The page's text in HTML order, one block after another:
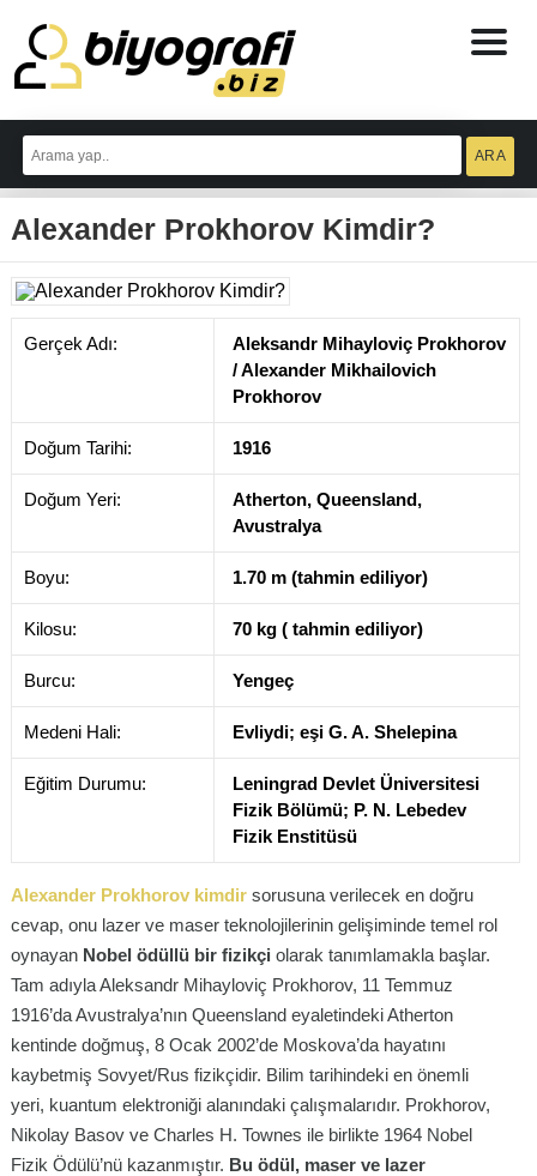
Alexander Prokhorov Kimdir?
Gerçek Adı:
Aleksandr Mihayloviç Prokhorov
/ Alexander Mikhailovich
Prokhorov
Doğum Tarihi: 1916
Doğum Yeri:
Atherton, Queensland,
Avustralya
Boyu: 1.70 m (tahmin ediliyor)
Kilosu: 70 kg ( tahmin ediliyor)
Burcu: Yengeç
Medeni Hali: Evliydi; eşi G. A. Shelepina
Eğitim Durumu:
Leningrad Devlet Üniversitesi
Fizik Bölümü; P. N. Lebedev
Fizik Enstitüsü
Alexander Prokhorov kimdir sorusuna verilecek en doğru
cevap, onu lazer ve maser teknolojilerinin gelişiminde temel rol
oynayan Nobel ödüllü bir fizikçi olarak tanımlamakla başlar.
Tam adıyla Aleksandr Mihayloviç Prokhorov, 11 Temmuz
1916’da Avustralya’nın Queensland eyaletindeki Atherton
kentinde doğmuş, 8 Ocak 2002’de Moskova’da hayatını
kaybetmiş Sovyet/Rus fizikçidir. Bilim tarihindeki en önemli
yeri, kuantum elektroniği alanındaki çalışmalarıdır. Prokhorov,
Nikolay Basov ve Charles H. Townes ile birlikte 1964 Nobel
Fizik Ödülü’nü kazanmıştır. Bu ödül, maser ve lazer
ataşehir
escort
bodrum
izmit
escort
escort
antalya